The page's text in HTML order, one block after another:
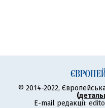
© 2014-2022,
(
E-mail редакції: